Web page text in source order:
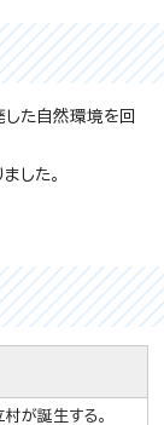
た自然環境を回
した。
が誕生する。